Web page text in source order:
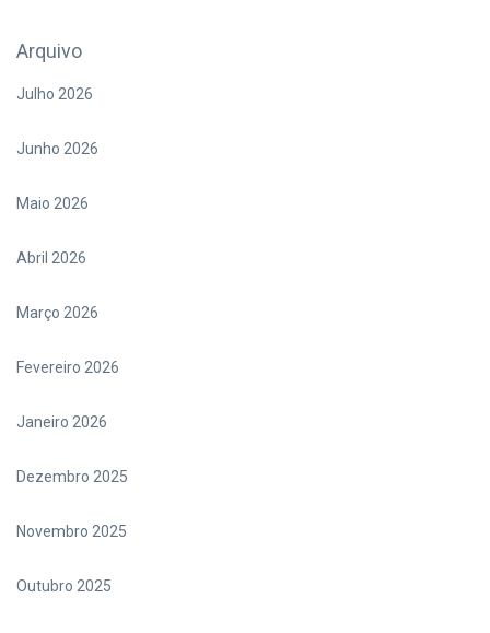
Arquivo
Julho 2026
Junho 2026
Maio 2026
Abril 2026
Março 2026
Fevereiro 2026
Janeiro 2026
Dezembro 2025
Novembro 2025
Outubro 2025